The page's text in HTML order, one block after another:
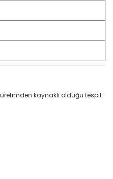
kaynaklı olduğu tespit